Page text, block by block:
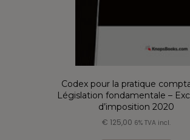
Codex pour la pratique
Législation fondamentale –
d’imposition 2020
€ 125,00 6% TVA incl.